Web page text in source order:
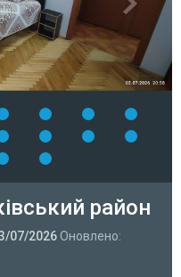
район
07/2026 Оновлено: